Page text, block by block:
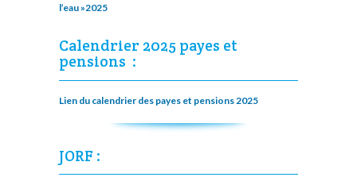
l’eau »2025
Calendrier 2025 payes et
pensions :
Lien du calendrier des payes et pensions 2025
JORF :